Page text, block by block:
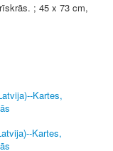
; 45 x 73 cm,
Kartes,
Kartes,